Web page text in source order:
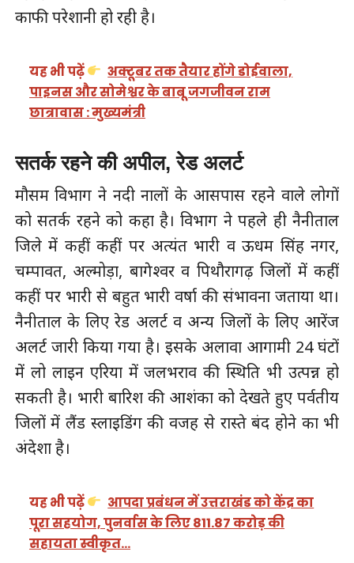
काफी परेशानी हो रही है।
यह भी पढ़ें
अक्टूबर तक तैयार होंगे डोईवाला,
पाइनस और सोमेश्वर के बाबू जगजीवन राम
छात्रावास : मुख्यमंत्री
सतर्क रहने की अपील, रेड अलर्ट
मौसम विभाग ने नदी नालों के आसपास रहने वाले लोगों
को सतर्क रहने को कहा है। विभाग ने पहले ही नैनीताल
जिले में कहीं कहीं पर अत्यंत भारी व ऊधम सिंह नगर,
चम्पावत, अल्मोड़ा, बागेश्वर व पिथौरागढ़ जिलों में कहीं
कहीं पर भारी से बहुत भारी वर्षा की संभावना जताया था।
नैनीताल के लिए रेड अलर्ट व अन्य जिलों के लिए आरेंज
अलर्ट जारी किया गया है। इसके अलावा आगामी 24 घंटों
में लो लाइन एरिया में जलभराव की स्थिति भी उत्पन्न हो
सकती है। भारी बारिश की आशंका को देखते हुए पर्वतीय
जिलों में लैंड स्लाइडिंग की वजह से रास्ते बंद होने का भी
अंदेशा है।
यह भी पढ़ें
आपदा प्रबंधन में उत्तराखंड को केंद्र का
पूरा सहयोग, पुनर्वास के लिए 811.87 करोड़ की
सहायता स्वीकृत…